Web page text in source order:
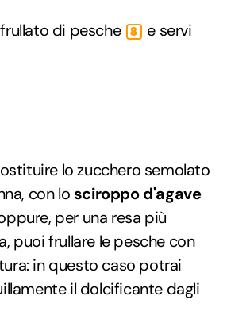
di pesche 8
e servi
lo zucchero semolato
con lo sciroppo d'agave
per una resa più
puoi frullare le pesche con
in questo caso potrai
il dolcificante dagli